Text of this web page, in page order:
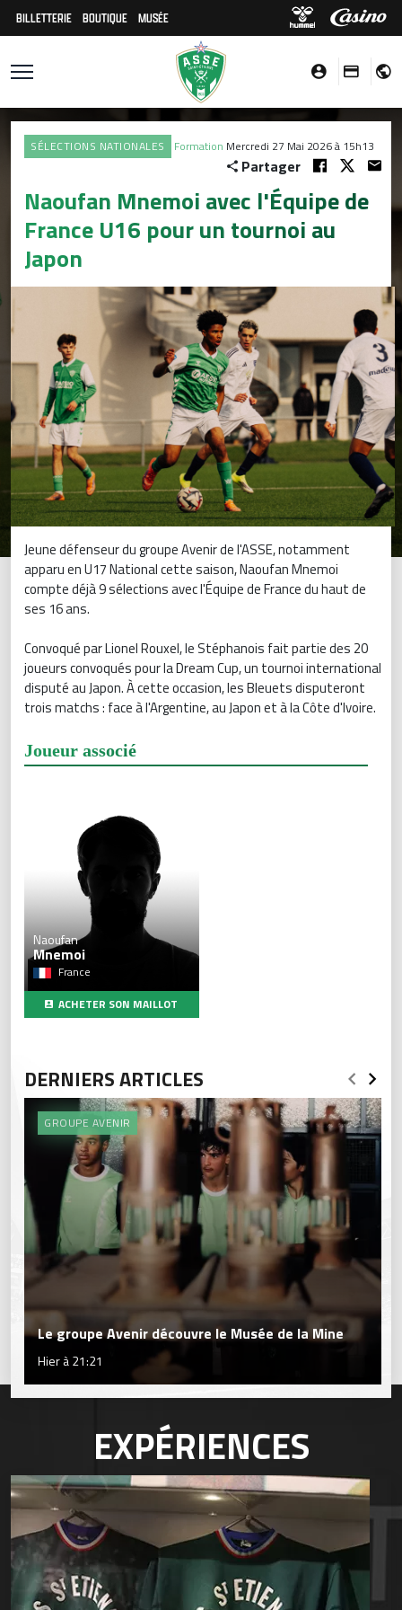
BILLETTERIE BOUTIQUE MUSÉE
SÉLECTIONS NATIONALES Formation Mercredi 27 Mai 2026 à 15h13
Partager
Naoufan Mnemoi avec l'Équipe de
France U16 pour un tournoi au
Japon
Jeune défenseur du groupe Avenir de l'ASSE, notamment
apparu en U17 National cette saison, Naoufan Mnemoi
compte déjà 9 sélections avec l'Équipe de France du haut de
ses 16 ans.
Convoqué par Lionel Rouxel, le Stéphanois fait partie des 20
joueurs convoqués pour la Dream Cup, un tournoi international
disputé au Japon. À cette occasion, les Bleuets disputeront
trois matchs : face à l'Argentine, au Japon et à la Côte d'Ivoire.
Joueur associé
Naoufan
Mnemoi
France
ACHETER SON MAILLOT
DERNIERS ARTICLES
GROUPE AVENIR
Le groupe Avenir découvre le Musée de la Mine
Hier à 21:21
EXPÉRIENCES